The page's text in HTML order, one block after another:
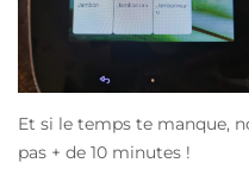
Et si le temps te manque,
pas + de 10 minutes !